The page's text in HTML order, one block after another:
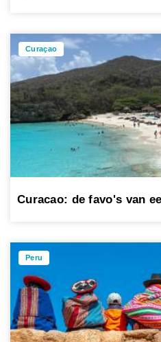
Curaçao
Curacao: de favo's van
Peru